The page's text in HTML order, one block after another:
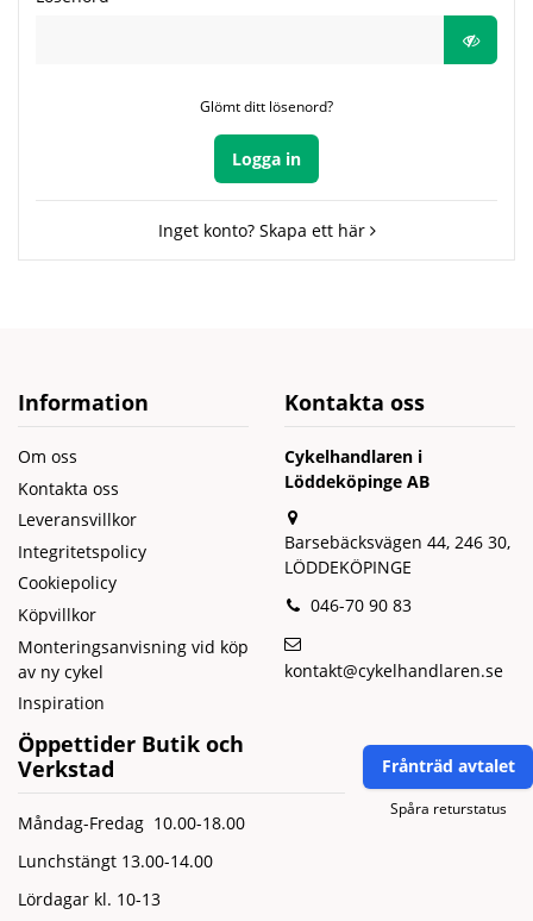
Glömt ditt lösenord?
Logga in
Inget konto? Skapa ett här
Information
Om oss
Kontakta oss
Leveransvillkor
Integritetspolicy
Cookiepolicy
Köpvillkor
Monteringsanvisning vid köp
av ny cykel
Inspiration
Kontakta oss
Cykelhandlaren i
Löddeköpinge AB
Barsebäcksvägen 44, 246 30,
LÖDDEKÖPINGE
046-70 90 83
kontakt@cykelhandlaren.se
Öppettider Butik och
Verkstad
Måndag-Fredag 10.00-18.00
Lunchstängt 13.00-14.00
Lördagar kl. 10-13
Frånträd avtalet
Spåra returstatus